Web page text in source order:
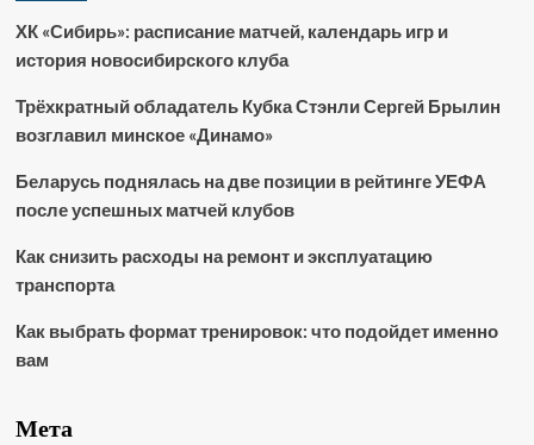
ХК «Сибирь»: расписание матчей, календарь игр и
история новосибирского клуба
Трёхкратный обладатель Кубка Стэнли Сергей Брылин
возглавил минское «Динамо»
Беларусь поднялась на две позиции в рейтинге УЕФА
после успешных матчей клубов
Как снизить расходы на ремонт и эксплуатацию
транспорта
Как выбрать формат тренировок: что подойдет именно
вам
Мета